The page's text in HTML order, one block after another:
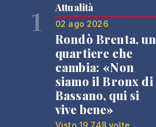
1 Attualità
02 ago 2026
Rondò Brenta, un
quartiere che
cambia: «Non
siamo il Bronx di
Bassano, qui si
vive bene»
Visto 19.748 volte